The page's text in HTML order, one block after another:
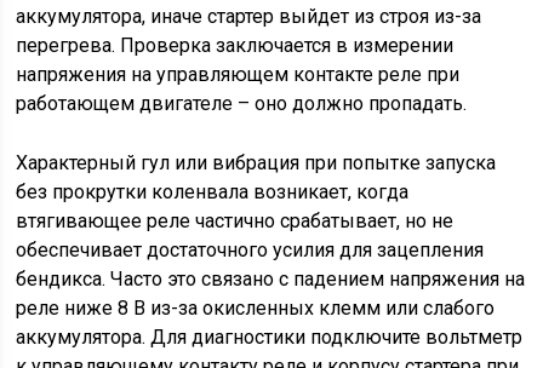
аккумулятора, иначе стартер выйдет из строя из-за
перегрева. Проверка заключается в измерении
напряжения на управляющем контакте реле при
работающем двигателе – оно должно пропадать.
Характерный гул или вибрация при попытке запуска
без прокрутки коленвала возникает, когда
втягивающее реле частично срабатывает, но не
обеспечивает достаточного усилия для зацепления
бендикса. Часто это связано с падением напряжения на
реле ниже 8 В из-за окисленных клемм или слабого
аккумулятора. Для диагностики подключите вольтметр